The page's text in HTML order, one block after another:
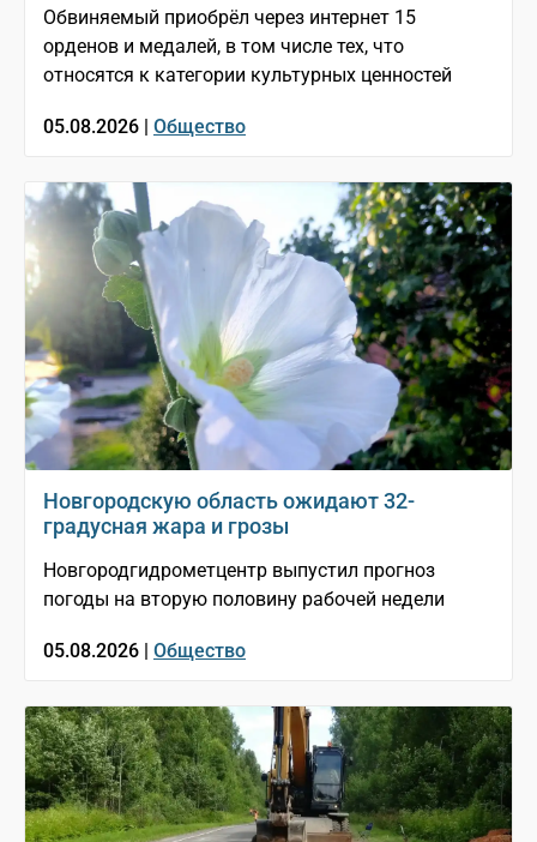
Обвиняемый приобрёл через интернет 15
орденов и медалей, в том числе тех, что
относятся к категории культурных ценностей
05.08.2026 | Общество
Новгородскую область ожидают 32-
градусная жара и грозы
Новгородгидрометцентр выпустил прогноз
погоды на вторую половину рабочей недели
05.08.2026 | Общество